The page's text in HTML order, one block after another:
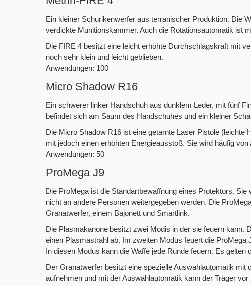
Ein kleiner Schurikenwerfer aus terranischer Produktion. Die
verdickte Munitionskammer. Auch die Rotationsautomatik ist
Die FIRE 4 besitzt eine leicht erhöhte Durchschlagskraft mit
noch sehr klein und leicht geblieben.
Anwendungen: 100
Micro Shadow R16
Ein schwerer linker Handschuh aus dunklem Leder, mit fünf
befindet sich am Saum des Handschuhes und ein kleiner
Die Micro Shadow R16 ist eine getarnte Laser Pistole (leichte
mit jedoch einen erhöhten Energieausstoß. Sie wird häufig
Anwendungen: 50
ProMega J9
Die ProMega ist die Standartbewaffnung eines Protektors.
nicht an andere Personen weitergegeben werden. Die
Granatwerfer, einem Bajonett und Smartlink.
Die Plasmakanone besitzt zwei Modis in der sie feuern kann.
einen Plasmastrahl ab. Im zweiten Modus feuert die
In diesen Modus kann die Waffe jede Runde feuern. Es gelten
Der Granatwerfer besitzt eine spezielle Auswahlautomatik
aufnehmen und mit der Auswahlautomatik kann der Träger